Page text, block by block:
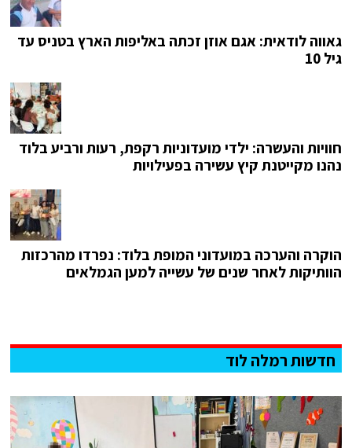
גאווה לודאית: אגם אוזן זכתה באליפות הארץ בטניס עד
גיל 10
חוויות והעשרה: ילדי מועדוניות רקפת, רעות ורביע בלוד
נהנו מקייטנת קיץ עשירה בפעילויות
הוקרה והערכה במועדוני המופת בלוד: נפרדו מהרכזות
הוותיקות לאחר שנים של עשייה למען הגמלאים
חדשות רמלה לוד